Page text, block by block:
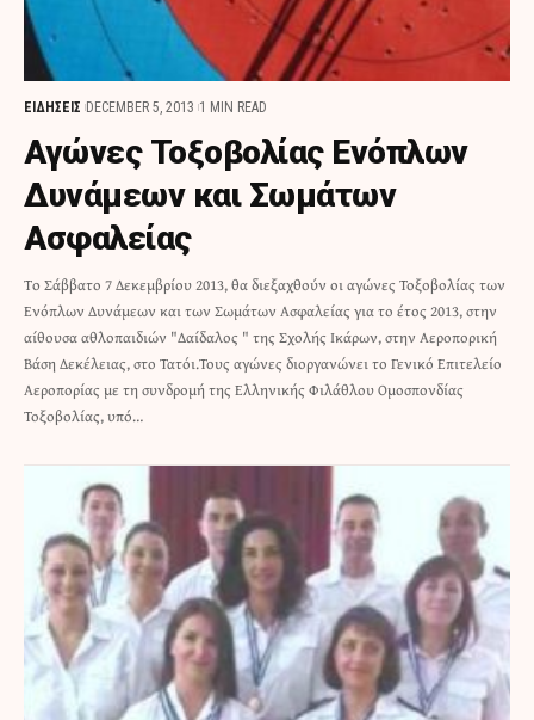
ΕΙΔΗΣΕΙΣ DECEMBER 5, 2013 1 MIN READ
Αγώνες Τοξοβολίας Ενόπλων
Δυνάμεων και Σωμάτων
Ασφαλείας
Τo Σάββατο 7 Δεκεμβρίου 2013, θα διεξαχθούν οι αγώνες Τοξοβολίας των
Ενόπλων Δυνάμεων και των Σωμάτων Ασφαλείας για το έτος 2013, στην
αίθουσα αθλοπαιδιών "Δαίδαλος " της Σχολής Ικάρων, στην Αεροπορική
Βάση Δεκέλειας, στο Τατόι.Τους αγώνες διοργανώνει το Γενικό Επιτελείο
Αεροπορίας με τη συνδρομή της Ελληνικής Φιλάθλου Ομοσπονδίας
Τοξοβολίας, υπό…